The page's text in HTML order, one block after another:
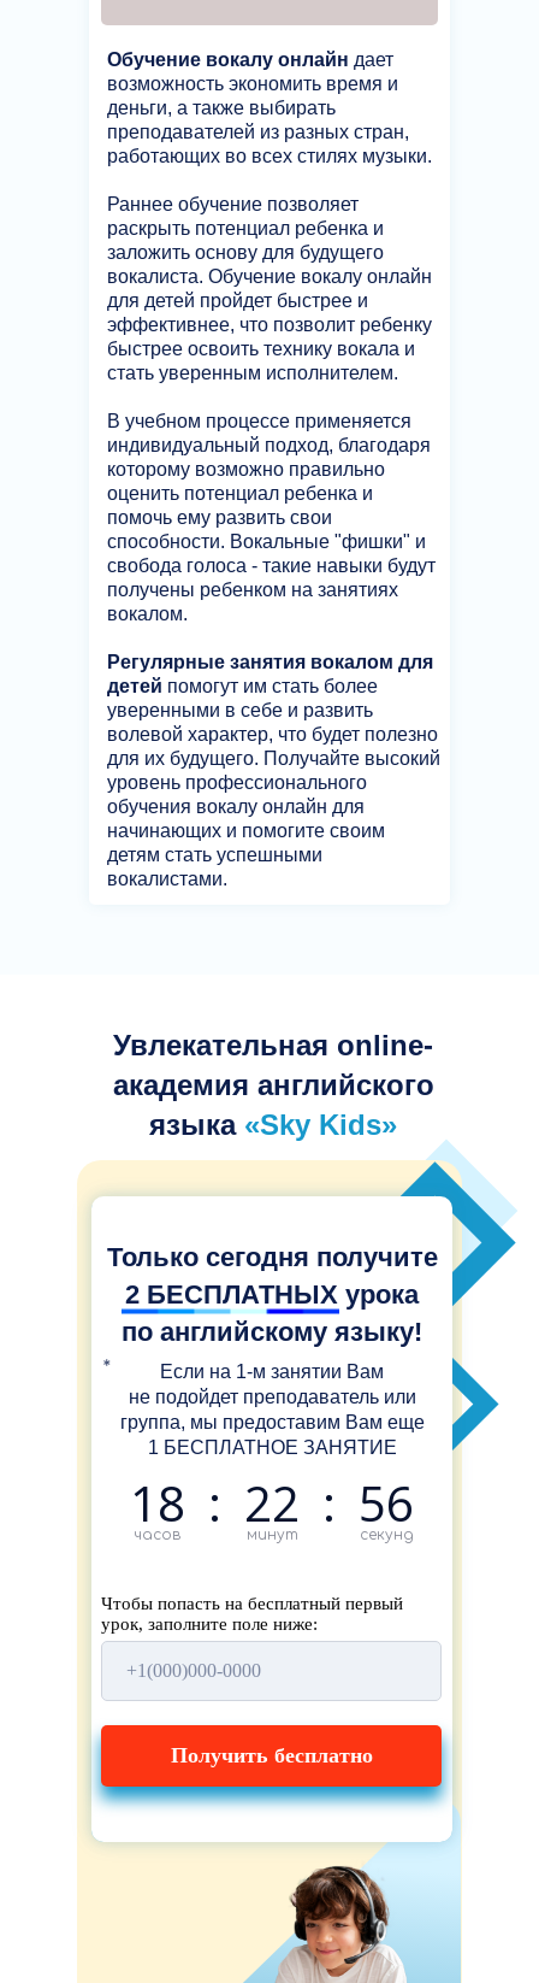
Обучение вокалу онлайн дает
возможность экономить время и
деньги, а также выбирать
преподавателей из разных стран,
работающих во всех стилях музыки.
Раннее обучение позволяет
раскрыть потенциал ребенка и
заложить основу для будущего
вокалиста. Обучение вокалу онлайн
для детей пройдет быстрее и
эффективнее, что позволит ребенку
быстрее освоить технику вокала и
стать уверенным исполнителем.
В учебном процессе применяется
индивидуальный подход, благодаря
которому возможно правильно
оценить потенциал ребенка и
помочь ему развить свои
способности. Вокальные "фишки" и
свобода голоса - такие навыки будут
получены ребенком на занятиях
вокалом.
Регулярные занятия вокалом для
детей помогут им стать более
уверенными в себе и развить
волевой характер, что будет полезно
для их будущего. Получайте высокий
уровень профессионального
обучения вокалу онлайн для
начинающих и помогите своим
детям стать успешными
вокалистами.
Чтобы попасть на бесплатный первый
урок, заполните поле ниже:
Получить бесплатно
Только сегодня получите
2 БЕСПЛАТНЫХ урока
по английскому языку!
Если на 1-м занятии Вам
не подойдет преподаватель или
группа, мы предоставим Вам еще
1 БЕСПЛАТНОЕ ЗАНЯТИЕ
18
часов : 22
минут : 56
секунд
Увлекательная online-
академия английского
языка «Sky Kids»